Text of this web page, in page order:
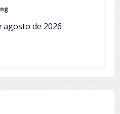
agosto de 2026